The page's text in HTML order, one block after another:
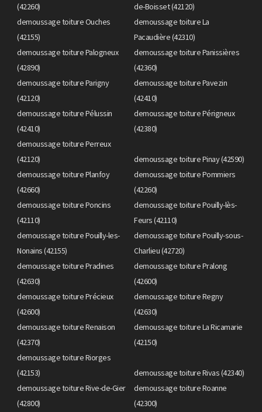
(42260)
de-Boisset (42120)
demoussage toiture Ouches
(42155)
demoussage toiture La
Pacaudière (42310)
demoussage toiture Palogneux
(42890)
demoussage toiture Panissières
(42360)
demoussage toiture Parigny
(42120)
demoussage toiture Pavezin
(42410)
demoussage toiture Pélussin
(42410)
demoussage toiture Périgneux
(42380)
demoussage toiture Perreux
(42120)
demoussage toiture Pinay (42590)
demoussage toiture Planfoy
(42660)
demoussage toiture Pommiers
(42260)
demoussage toiture Poncins
(42110)
demoussage toiture Pouilly-lès-
Feurs (42110)
demoussage toiture Pouilly-les-
Nonains (42155)
demoussage toiture Pouilly-sous-
Charlieu (42720)
demoussage toiture Pradines
(42630)
demoussage toiture Pralong
(42600)
demoussage toiture Précieux
(42600)
demoussage toiture Regny
(42630)
demoussage toiture Renaison
(42370)
demoussage toiture La Ricamarie
(42150)
demoussage toiture Riorges
(42153)
demoussage toiture Rivas (42340)
demoussage toiture Rive-de-Gier
(42800)
demoussage toiture Roanne
(42300)